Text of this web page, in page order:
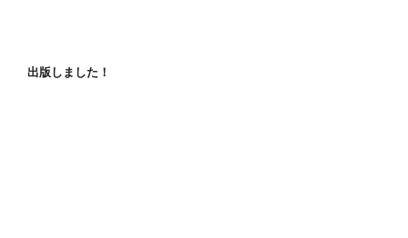
出版しました！